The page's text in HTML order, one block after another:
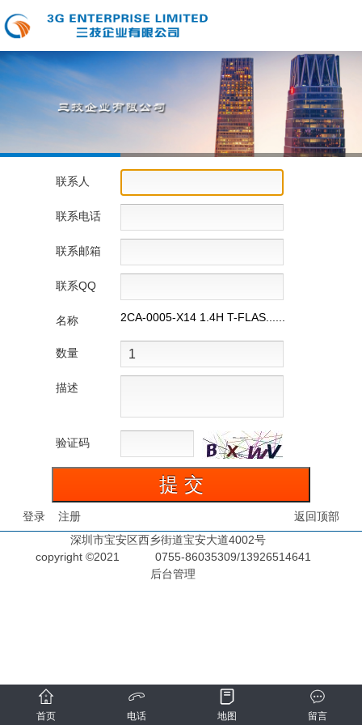
联系人
联系电话
联系邮箱
联系QQ
名称 2CA-0005-X14 1.4H T-FLAS......
数量
描述
验证码
登录 注册
返回顶部
深圳市宝安区西乡街道宝安大道4002号
copyright ©2021
0755-86035309/13926514641
后台管理
首页 电话 地图 留言